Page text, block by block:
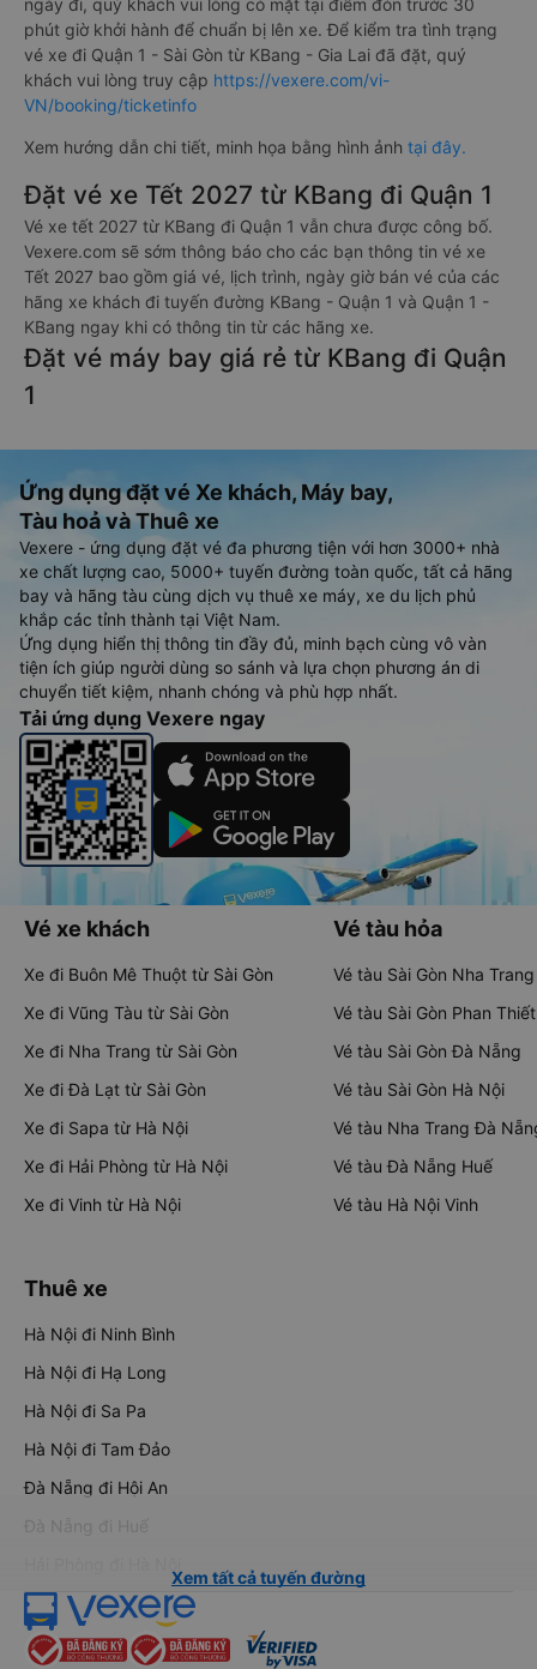
ngày đi, quý khách vui lòng có mặt tại điểm đón trước 30
phút giờ khởi hành để chuẩn bị lên xe. Để kiểm tra tình trạng
vé xe đi Quận 1 - Sài Gòn từ KBang - Gia Lai đã đặt, quý
khách vui lòng truy cập https://vexere.com/vi-
VN/booking/ticketinfo
Xem hướng dẫn chi tiết, minh họa bằng hình ảnh tại đây.
Đặt vé xe Tết 2027 từ KBang đi Quận 1
Vé xe tết 2027 từ KBang đi Quận 1 vẫn chưa được công bố.
Vexere.com sẽ sớm thông báo cho các bạn thông tin vé xe
Tết 2027 bao gồm giá vé, lịch trình, ngày giờ bán vé của các
hãng xe khách đi tuyến đường KBang - Quận 1 và Quận 1 -
KBang ngay khi có thông tin từ các hãng xe.
Đặt vé máy bay giá rẻ từ KBang đi Quận
1
Ứng dụng đặt vé Xe khách, Máy bay,
Tàu hoả và Thuê xe
Vexere - ứng dụng đặt vé đa phương tiện với hơn 3000+ nhà
xe chất lượng cao, 5000+ tuyến đường toàn quốc, tất cả hãng
bay và hãng tàu cùng dịch vụ thuê xe máy, xe du lịch phủ
khắp các tỉnh thành tại Việt Nam.
Ứng dụng hiển thị thông tin đầy đủ, minh bạch cùng vô vàn
tiện ích giúp người dùng so sánh và lựa chọn phương án di
chuyển tiết kiệm, nhanh chóng và phù hợp nhất.
Tải ứng dụng Vexere ngay
Vé xe khách
Xe đi Buôn Mê Thuột từ Sài Gòn
Xe đi Vũng Tàu từ Sài Gòn
Xe đi Nha Trang từ Sài Gòn
Xe đi Đà Lạt từ Sài Gòn
Xe đi Sapa từ Hà Nội
Xe đi Hải Phòng từ Hà Nội
Xe đi Vinh từ Hà Nội
Vé tàu hỏa
Vé tàu Sài Gòn Nha Trang
Vé tàu Sài Gòn Phan Thiết
Vé tàu Sài Gòn Đà Nẵng
Vé tàu Sài Gòn Hà Nội
Vé tàu Nha Trang Đà
Vé tàu Đà Nẵng Huế
Vé tàu Hà Nội Vinh
Thuê xe
Hà Nội đi Ninh Bình
Hà Nội đi Hạ Long
Hà Nội đi Sa Pa
Hà Nội đi Tam Đảo
Đà Nẵng đi Hội An
Đà Nẵng đi Huế
Xem tất cả tuyến đường